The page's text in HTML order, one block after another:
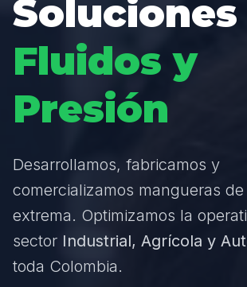
Soluciones
Fluidos y
Presión
Desarrollamos, fabricamos y
comercializamos mangueras
extrema. Optimizamos la
sector Industrial, Agrícola y
toda Colombia.